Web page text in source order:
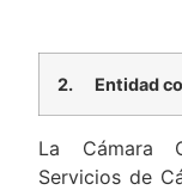
2. Entidad
La Cámara
Servicios de